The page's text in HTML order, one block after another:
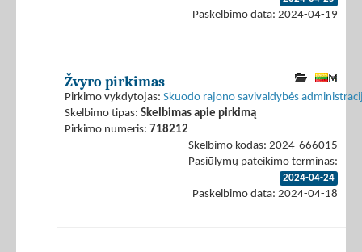
Paskelbimo data: 2024-04-19
Žvyro pirkimas
Pirkimo vykdytojas: Skuodo rajono savivaldybės
Skelbimo tipas: Skelbimas apie pirkimą
Pirkimo numeris: 718212
Skelbimo kodas: 2024-666015
Pasiūlymų pateikimo terminas:
2024-04-24
Paskelbimo data: 2024-04-18